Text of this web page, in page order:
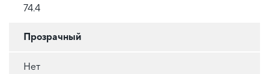
74.4
Прозрачный
Нет